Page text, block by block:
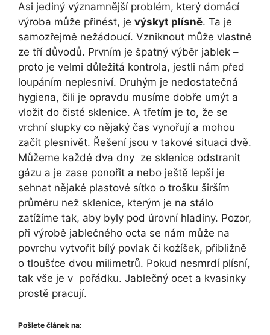
Asi jediný významnější problém, který domácí
výroba může přinést, je výskyt plísně. Ta je
samozřejmě nežádoucí. Vzniknout může vlastně
ze tří důvodů. Prvním je špatný výběr jablek –
proto je velmi důležitá kontrola, jestli nám před
loupáním neplesniví. Druhým je nedostatečná
hygiena, čili je opravdu musíme dobře umýt a
vložit do čisté sklenice. A třetím je to, že se
vrchní slupky co nějaký čas vynořují a mohou
začít plesnivět. Řešení jsou v takové situaci dvě.
Můžeme každé dva dny ze sklenice odstranit
gázu a je zase ponořit a nebo ještě lepší je
sehnat nějaké plastové sítko o trošku širším
průměru než sklenice, kterým je na stálo
zatížíme tak, aby byly pod úrovní hladiny. Pozor,
při výrobě jablečného octa se nám může na
povrchu vytvořit bílý povlak či kožíšek, přibližně
o tloušťce dvou milimetrů. Pokud nesmrdí plísní,
tak vše je v pořádku. Jablečný ocet a kvasinky
prostě pracují.
Pošlete článek na: